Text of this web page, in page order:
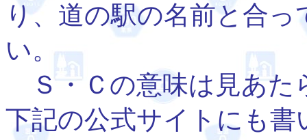
り、道の駅の名前と合っ
い。
Ｓ・Ｃの意味は見あた
下記の公式サイトにも